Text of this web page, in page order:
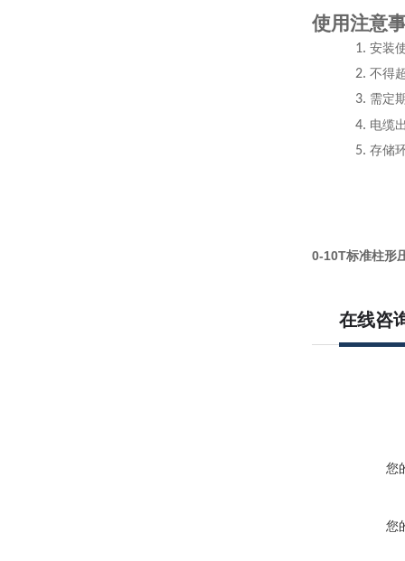
使用注意
1. 安装
2. 不得
3. 需定
4. 电缆
5. 存储
0-10T标准柱形
在线咨
您
您